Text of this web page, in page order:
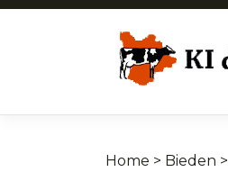
Home > Bieden >